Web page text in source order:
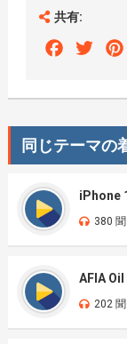
共有:
Facebook
同じテーマの
iPhone
380 聞
AFIA
202 聞